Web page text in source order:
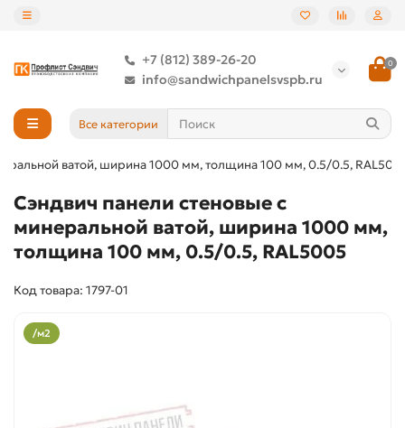
+7 (812) 389-26-20
info@sandwichpanelsvspb.ru
0
Все категории
ватой, ширина 1000 мм, толщина 100 мм, 0.5/0.5,
Сэндвич панели стеновые с
минеральной ватой, ширина 1000 мм,
толщина 100 мм, 0.5/0.5, RAL5005
Код товара: 1797-01
/м2